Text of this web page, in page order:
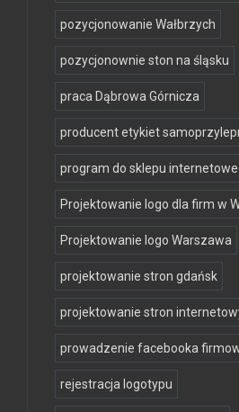
pozycjonowanie Wałbrzych
pozycjonownie ston na śląsku
praca Dąbrowa Górnicza
producent etykiet
program do sklepu
Projektowanie logo dla firm w
Projektowanie logo Warszawa
projektowanie stron gdańsk
projektowanie stron
prowadzenie facebooka
rejestracja logotypu